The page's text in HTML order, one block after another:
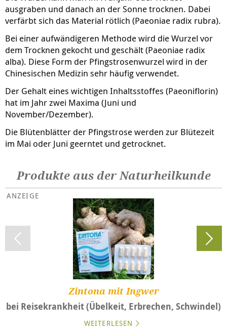
ausgraben und danach an der Sonne trocknen. Dabei
verfärbt sich das Material rötlich (Paeoniae radix rubra).
Bei einer aufwändigeren Methode wird die Wurzel vor
dem Trocknen gekocht und geschält (Paeoniae radix
alba). Diese Form der Pfingstrosenwurzel wird in der
Chinesischen Medizin sehr häufig verwendet.
Der Gehalt eines wichtigen Inhaltsstoffes (Paeoniflorin)
hat im Jahr zwei Maxima (Juni und
November/Dezember).
Die Blütenblätter der Pfingstrose werden zur Blütezeit
im Mai oder Juni geerntet und getrocknet.
Produkte aus der Naturheilkunde
Zintona mit Ingwer
bei Reisekrankheit (Übelkeit, Erbrechen, Schwindel)
WEITERLESEN